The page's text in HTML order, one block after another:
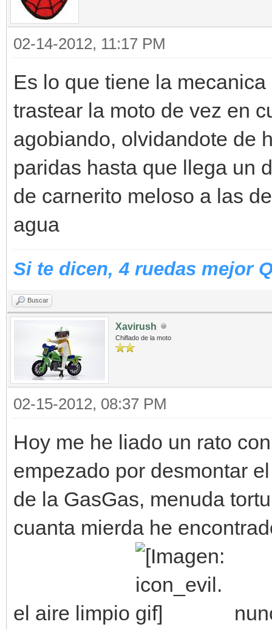
02-14-2012, 11:17 PM
Es lo que tiene la
trastear la moto de vez en
agobiando, olvidandote de
paridas hasta que llega un
de carnerito meloso a las
agua
Si te dicen, 4 ruedas mejor
Buscar
Xavirush
Chiflado de la moto
02-15-2012, 08:37 PM
Hoy me he liado un rato
empezado por desmontar
de la GasGas, menuda
cuanta mierda he
el aire limpio